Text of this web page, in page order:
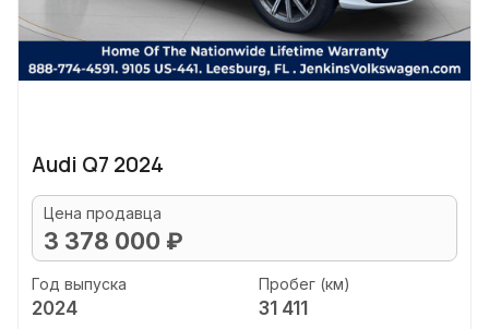
Audi Q7 2024
Цена продавца
3 378 000 ₽
Год выпуска
2024
Пробег (км)
31 411